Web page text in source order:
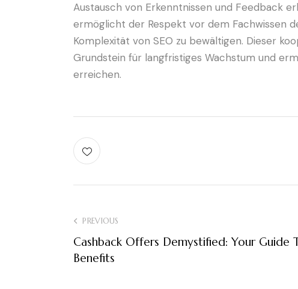
Austausch von Erkenntnissen und Feedback
ermöglicht der Respekt vor dem Fachwissen
Komplexität von SEO zu bewältigen. Dieser
Grundstein für langfristiges Wachstum und
erreichen.
Post
navigation
PREVIOUS
Cashback Offers Demystified: Your Guide
Benefits